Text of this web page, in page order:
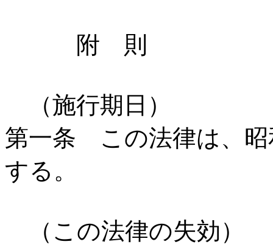
附 則
（施行期日）
第一条 この法律は、昭
する。
（この法律の失効）